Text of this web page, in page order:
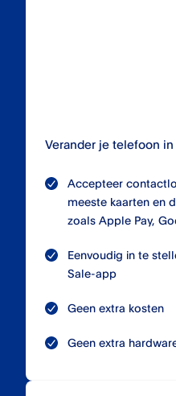
Verander je telefoon
Accepteer
meeste kaarten en
zoals Apple Pay,
Eenvoudig in te
Sale-app
Geen extra kosten
Geen extra